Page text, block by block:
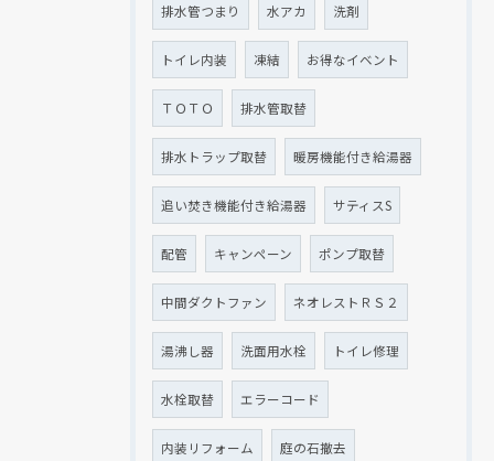
排水管つまり 水アカ 洗剤
トイレ内装 凍結 お得なイベント
ＴＯＴＯ 排水管取替
排水トラップ取替 暖房機能付き給湯器
追い焚き機能付き給湯器 サティスS
配管 キャンペーン ポンプ取替
中間ダクトファン ネオレストＲＳ２
湯沸し器 洗面用水栓 トイレ修理
水栓取替 エラーコード
内装リフォーム 庭の石撤去